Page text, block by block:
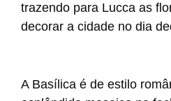
trazendo para Lucca as
decorar a cidade no dia
A Basílica é de estilo